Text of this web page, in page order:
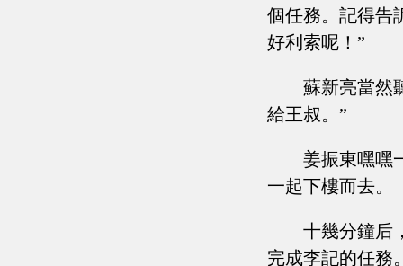
個任務。記得告
好利索呢！”
蘇新亮當然
給王叔。”
姜振東嘿嘿
一起下樓而去。
十幾分鐘后
完成李記的任務